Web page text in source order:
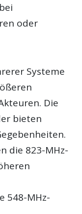
oder
Systeme
Die
bieten
die 823-MHz-
548-MHz-